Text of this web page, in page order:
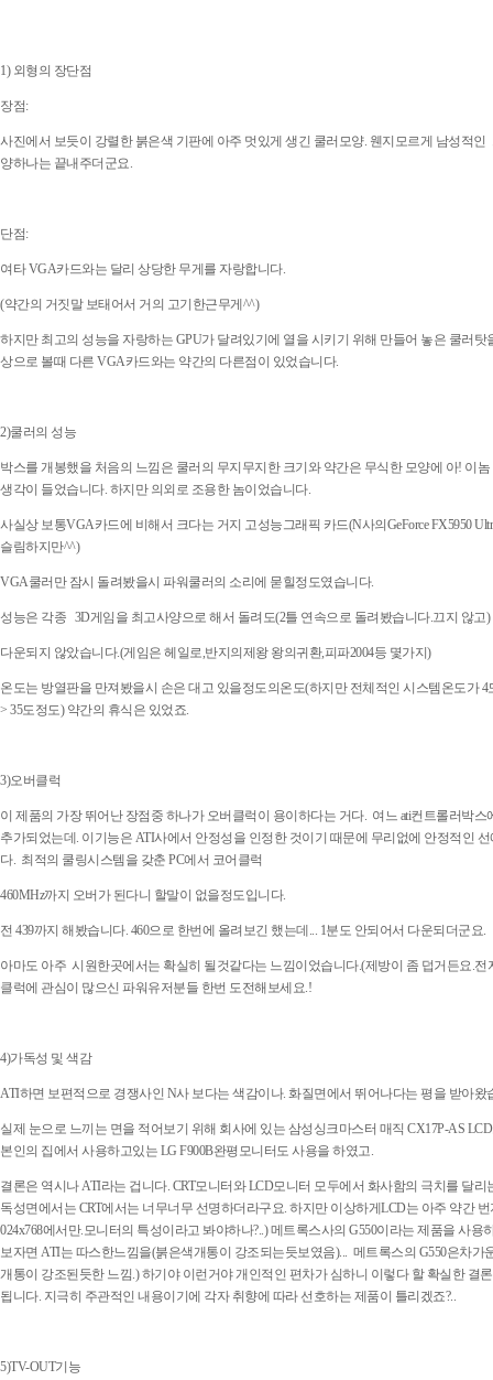
1) 외형의 장단점
장점:
사진에서 보듯이 강렬한 붉은색 기판에 아주 멋있게 생긴 쿨러모양. 웬지모르게 남성적
양하나는 끝내주더군요.
단점:
여타 VGA카드와는 달리 상당한 무게를 자랑합니다.
(약간의 거짓말 보태어서 거의 고기한근무게^^)
하지만 최고의 성능을 자랑하는 GPU가 달려있기에 열을 시키기 위해 만들어 놓은 쿨러탓
상으로 볼때 다른 VGA카드와는 약간의 다른점이 있었습니다.
2)쿨러의 성능
박스를 개봉했을 처음의 느낌은 쿨러의 무지무지한 크기와 약간은 무식한 모양에 아! 이
생각이 들었습니다. 하지만 의외로 조용한 놈이었습니다.
사실상 보통VGA카드에 비해서 크다는 거지 고성능그래픽 카드(N사의GeForce FX5950
슬림하지만^^)
VGA쿨러만 잠시 돌려봤을시 파워쿨러의 소리에 묻힐정도였습니다.
성능은 각종 3D게임을 최고사양으로 해서 돌려도(2틀 연속으로 돌려봤습니다.끄지 않고)
다운되지 않았습니다.(게임은 헤일로,반지의제왕 왕의귀환,피파2004등 몇가지)
온도는 방열판을 만져봤을시 손은 대고 있을정도의온도(하지만 전체적인 시스템온도가 4
> 35도정도) 약간의 휴식은 있었죠.
3)오버클럭
이 제품의 가장 뛰어난 장점중 하나가 오버클럭이 용이하다는 거다. 여느 ati컨트롤러박스
추가되었는데. 이기능은 ATI사에서 안정성을 인정한 것이기 때문에 무리없에 안정적인
다. 최적의 쿨링시스템을 갖춘 PC에서 코어클럭
460MHz까지 오버가 된다니 할말이 없을정도입니다.
전 439까지 해봤습니다. 460으로 한번에 올려보긴 했는데... 1분도 안되어서 다운되더군요.
아마도 아주 시원한곳에서는 확실히 될것같다는 느낌이었습니다.(제방이 좀 덥거든요.전
클럭에 관심이 많으신 파워유저분들 한번 도전해보세요.!
4)가독성 및 색감
ATI하면 보편적으로 경쟁사인 N사 보다는 색감이나. 화질면에서 뛰어나다는 평을 받아왔
실제 눈으로 느끼는 면을 적어보기 위해 회사에 있는 삼성싱크마스터 매직 CX17P-AS
본인의 집에서 사용하고있는 LG F900B완평모니터도 사용을 하였고.
결론은 역시나 ATI라는 겁니다. CRT모니터와 LCD모니터 모두에서 화사함의 극치를 달
독성면에서는 CRT에서는 너무너무 선명하더라구요. 하지만 이상하게LCD는 아주 약간
024x768에서만.모니터의 특성이라고 봐야하나?..) 메트록스사의 G550이라는 제품을 사용
보자면 ATI는 따스한느낌을(붉은색개통이 강조되는듯보였음)... 메트록스의 G550은차가
개통이 강조된듯한 느낌.) 하기야 이런거야 개인적인 편차가 심하니 이렇다 할 확실한 결
됩니다. 지극히 주관적인 내용이기에 각자 취향에 따라 선호하는 제품이 틀리겠죠?..
5)TV-OUT기능